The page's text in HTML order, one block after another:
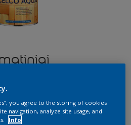
you agree to the storing of cookies
navigation, analyze site usage, and
Info